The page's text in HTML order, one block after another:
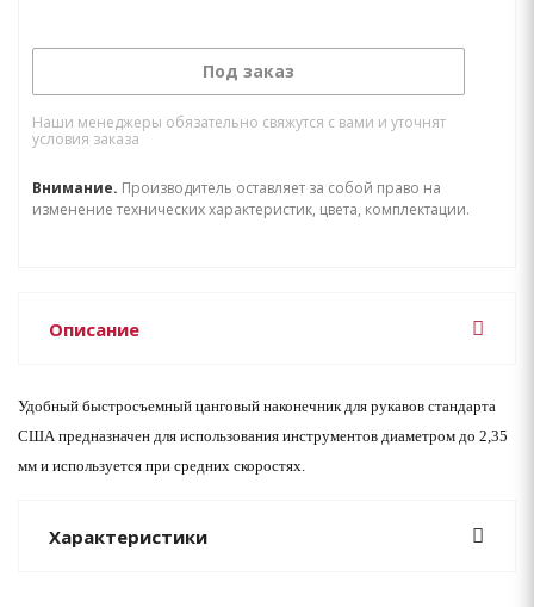
Под заказ
Наши менеджеры обязательно свяжутся с вами и уточнят
условия заказа
Внимание. Производитель оставляет за собой право на
изменение технических характеристик, цвета, комплектации.
Описание
Удобный быстросъемный цанговый наконечник для рукавов стандарта
США предназначен для использования инструментов диаметром до 2,35
мм и используется при средних скоростях.
Характеристики